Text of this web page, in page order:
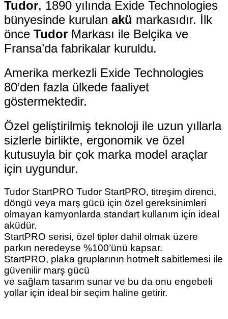
Tudor, 1890 yılında Exide Technologies
bünyesinde kurulan akü markasıdır. İlk
önce Tudor Markası ile Belçika ve
Fransa’da fabrikalar kuruldu.
Amerika merkezli Exide Technologies
80’den fazla ülkede faaliyet
göstermektedir.
Özel geliştirilmiş teknoloji ile uzun yıllarla
sizlerle birlikte, ergonomik ve özel
kutusuyla bir çok marka model araçlar
için uygundur.
Tudor StartPRO Tudor StartPRO, titreşim direnci,
döngü veya marş gücü için özel gereksinimleri
olmayan kamyonlarda standart kullanım için ideal
aküdür.
StartPRO serisi, özel tipler dahil olmak üzere
parkın neredeyse %100’ünü kapsar.
StartPRO, plaka gruplarının hotmelt sabitlemesi ile
güvenilir marş gücü
ve sağlam tasarım sunar ve bu da onu engebeli
yollar için ideal bir seçim haline getirir.